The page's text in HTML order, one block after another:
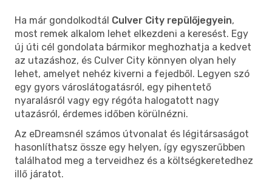
Ha már gondolkodtál Culver City repülőjegyein,
most remek alkalom lehet elkezdeni a keresést. Egy
új úti cél gondolata bármikor meghozhatja a kedvet
az utazáshoz, és Culver City könnyen olyan hely
lehet, amelyet nehéz kiverni a fejedből. Legyen szó
egy gyors városlátogatásról, egy pihentető
nyaralásról vagy egy régóta halogatott nagy
utazásról, érdemes időben körülnézni.
Az eDreamsnél számos útvonalat és légitársaságot
hasonlíthatsz össze egy helyen, így egyszerűbben
találhatod meg a terveidhez és a költségkeretedhez
illő járatot.